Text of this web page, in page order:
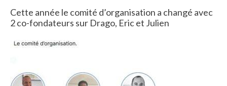
Cette année le comité d’organisation a changé avec
2 co-fondateurs sur Drago, Eric et Julien